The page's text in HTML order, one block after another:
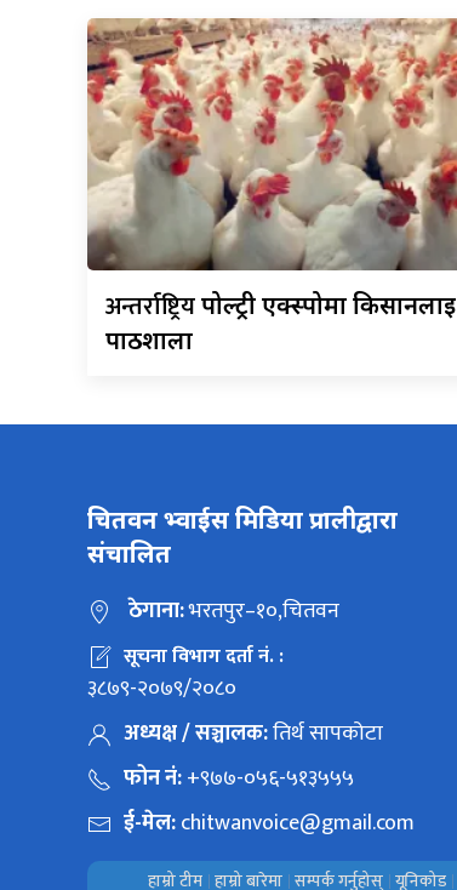
अन्तर्राष्ट्रियपोल्ट्री एक्स्पोमा किसानलाई
पाठशाला
चितवन भ्वाईस मिडिया प्रालीद्वारा
संचालित
ठेगाना:भरतपुर–१०,चितवन
सूचना विभाग दर्ता नं. :
३८७९-२०७९/२०८०
अध्यक्ष / सञ्चालक:तिर्थ सापकोटा
फोन नं:+९७७-०५६-५१३५५५
ई-मेल:chitwanvoice@gmail.com
हाम्रो टीम हाम्रो बारेमा सम्पर्क गर्नुहोस् यूनिकोड